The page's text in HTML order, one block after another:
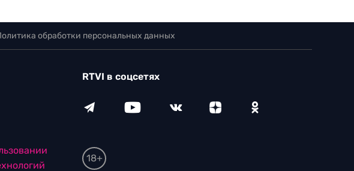
обработки персональных данных
RTVI в соцсетях
18+